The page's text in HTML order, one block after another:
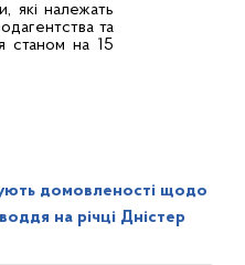
які належать
та
станом на 15
домовленості щодо
на річці Дністер